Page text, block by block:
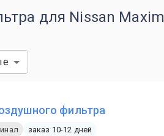
для Nissan
фильтра
заказ 10-12 дней